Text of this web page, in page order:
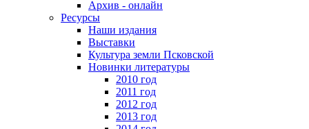
Архив - онлайн
Ресурсы
Наши издания
Выставки
Культура земли Псковской
Новинки литературы
2010 год
2011 год
2012 год
2013 год